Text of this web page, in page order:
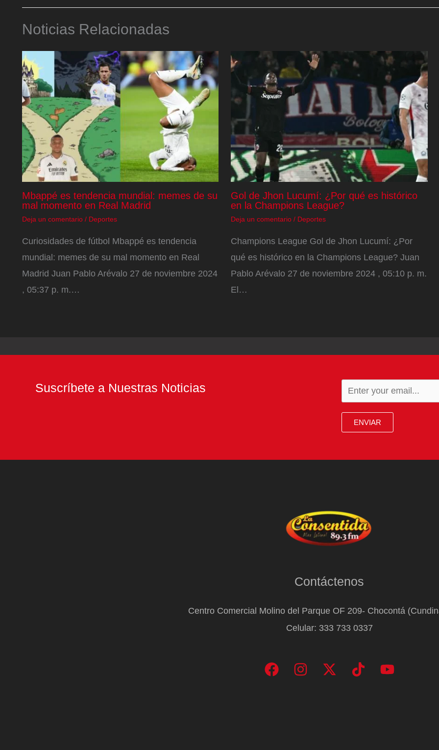
Noticias Relacionadas
Mbappé es tendencia mundial: memes de su
mal momento en Real Madrid
Deja un comentario / Deportes
Curiosidades de fútbol Mbappé es tendencia
mundial: memes de su mal momento en Real
Madrid Juan Pablo Arévalo 27 de noviembre 2024
, 05:37 p. m.…
Gol de Jhon Lucumí: ¿Por qué es histórico
en la Champions League?
Deja un comentario / Deportes
Champions League Gol de Jhon Lucumí: ¿Por
qué es histórico en la Champions League? Juan
Pablo Arévalo 27 de noviembre 2024 , 05:10 p. m.
El…
Suscríbete a Nuestras Noticias
ENVIAR
Contáctenos
Centro Comercial Molino del Parque OF 209- Chocontá
Celular: 333 733 0337